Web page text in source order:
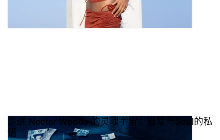
走进 Nectar Woode 的灵魂宇宙：自爱与Soul的私
语